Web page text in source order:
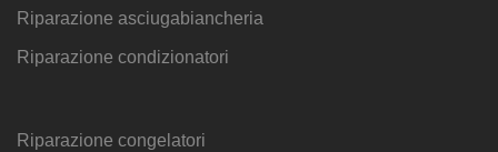
Riparazione asciugabiancheria
Riparazione condizionatori
Riparazione congelatori